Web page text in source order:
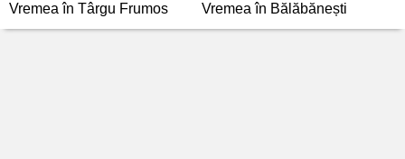
Vremea în Târgu Frumos Vremea în Bălăbănești